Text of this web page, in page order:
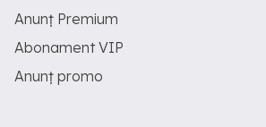
Anunț Premium
Abonament VIP
Anunț promo